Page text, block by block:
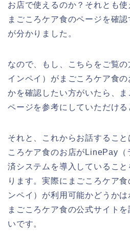
お店で使えるのか？それとも使
まごころケア食のページを確
が分かりました。
なので、もし、こちらをご覧
インペイ）がまごころケア食
かを確認したい方がいたら、
ページを参考にしていただける
それと、これからお話するこ
ころケア食のお店がLinePay（
済システムを導入しているこ
ります。実際にまごころケア
ンペイ）が利用可能かどうか
まごころケア食の公式サイト
いです。